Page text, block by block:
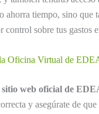
ahorra tiempo, sino que
control sobre tus gastos
la Oficina Virtual de
web oficial de
y asegúrate de que